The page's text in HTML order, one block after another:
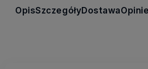
OpisSzczegółyDostawaOpinie